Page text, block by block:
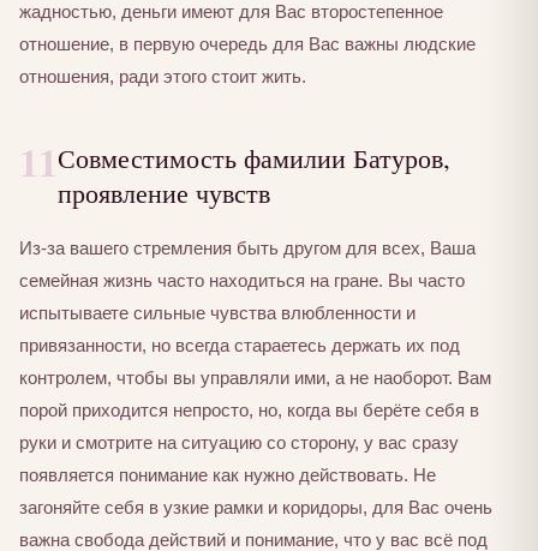
жадностью, деньги имеют для Вас второстепенное
отношение, в первую очередь для Вас важны людские
отношения, ради этого стоит жить.
11Совместимость фамилии Батуров,
проявление чувств
Из-за вашего стремления быть другом для всех, Ваша
семейная жизнь часто находиться на гране. Вы часто
испытываете сильные чувства влюбленности и
привязанности, но всегда стараетесь держать их под
контролем, чтобы вы управляли ими, а не наоборот. Вам
порой приходится непросто, но, когда вы берёте себя в
руки и смотрите на ситуацию со сторону, у вас сразу
появляется понимание как нужно действовать. Не
загоняйте себя в узкие рамки и коридоры, для Вас очень
важна свобода действий и понимание, что у вас всё под